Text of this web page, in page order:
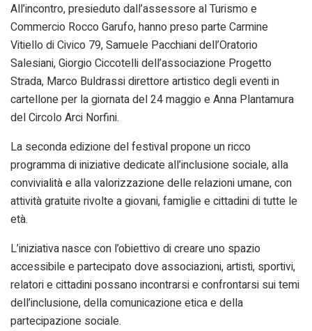
All’incontro, presieduto dall’assessore al Turismo e
Commercio Rocco Garufo, hanno preso parte Carmine
Vitiello di Civico 79, Samuele Pacchiani dell’Oratorio
Salesiani, Giorgio Ciccotelli dell’associazione Progetto
Strada, Marco Buldrassi direttore artistico degli eventi in
cartellone per la giornata del 24 maggio e Anna Plantamura
del Circolo Arci Norfini.
La seconda edizione del festival propone un ricco
programma di iniziative dedicate all’inclusione sociale, alla
convivialità e alla valorizzazione delle relazioni umane, con
attività gratuite rivolte a giovani, famiglie e cittadini di tutte le
età.
L’iniziativa nasce con l’obiettivo di creare uno spazio
accessibile e partecipato dove associazioni, artisti, sportivi,
relatori e cittadini possano incontrarsi e confrontarsi sui temi
dell’inclusione, della comunicazione etica e della
partecipazione sociale.